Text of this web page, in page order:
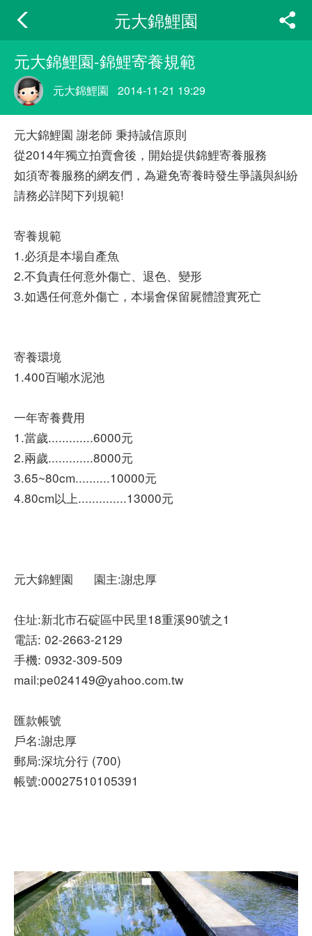
元大錦鯉園
元大錦鯉園-錦鯉寄養規範
元大錦鯉園 2014-11-21 19:29
元大錦鯉園 謝老師 秉持誠信原則
從2014年獨立拍賣會後，開始提供錦鯉寄養服務
如須寄養服務的網友們，為避免寄養時發生爭議與糾紛
請務必詳閱下列規範!
寄養規範
1.必須是本場自產魚
2.不負責任何意外傷亡、退色、變形
3.如遇任何意外傷亡，本場會保留屍體證實死亡
寄養環境
1.400百噸水泥池
一年寄養費用
1.當歲.............6000元
2.兩歲.............8000元
3.65~80cm..........10000元
4.80cm以上..............13000元
元大錦鯉園 園主:謝忠厚
住址:新北市石碇區中民里18重溪90號之1
電話: 02-2663-2129
手機: 0932-309-509
mail:pe024149@yahoo.com.tw
匯款帳號
戶名:謝忠厚
郵局:深坑分行 (700)
帳號:00027510105391